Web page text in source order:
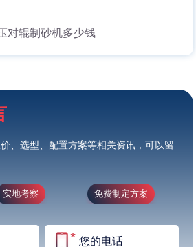
对辊制砂机多少钱
、选型、配置方案等相关资讯，可以留
实地考察 免费制定方案